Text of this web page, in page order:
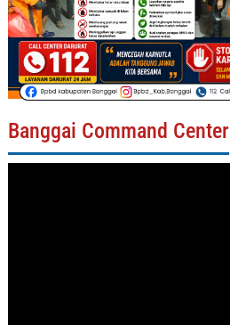
Banggai Command Center